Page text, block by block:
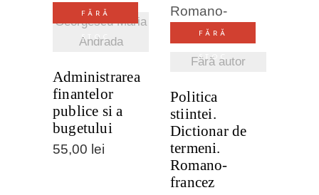
FĂRĂ
STOC
Georgescu Maria
Andrada
Administrarea
finantelor
publice si a
bugetului
55,00 lei
FĂRĂ
STOC
Fără autor
DETALII
Politica
stiintei.
Dictionar de
termeni.
Romano-
francez